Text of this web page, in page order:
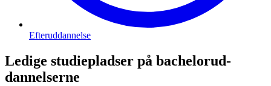
Efteruddannelse
Ledige studie­pladser på bachelor­ud­
dannel­serne